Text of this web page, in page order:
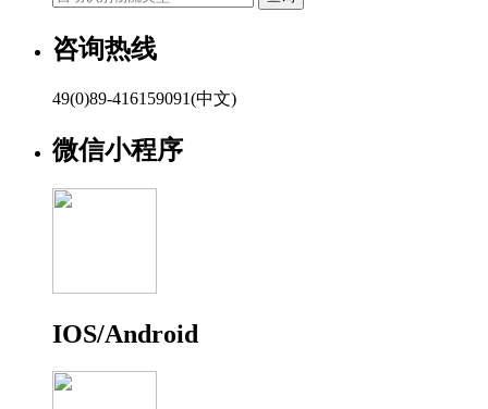
咨询热线
49(0)89-416159091(中文)
微信小程序
IOS/Android